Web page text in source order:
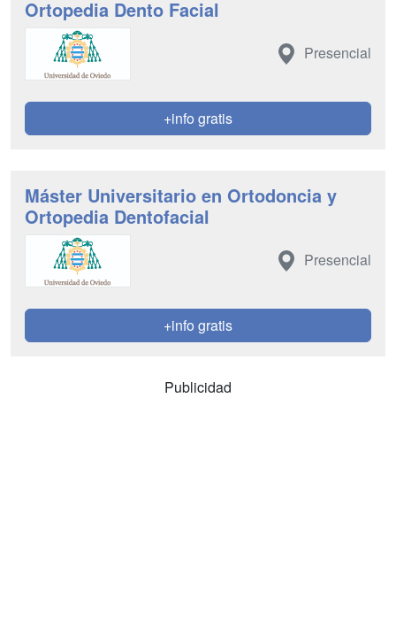
Ortopedia Dento Facial
Presencial
+info gratis
Máster Universitario en Ortodoncia y
Ortopedia Dentofacial
Presencial
+info gratis
Publicidad